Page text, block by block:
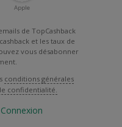
Apple
de TopCashback
et les taux de
vous désabonner
conditions générales
confidentialité.
Connexion